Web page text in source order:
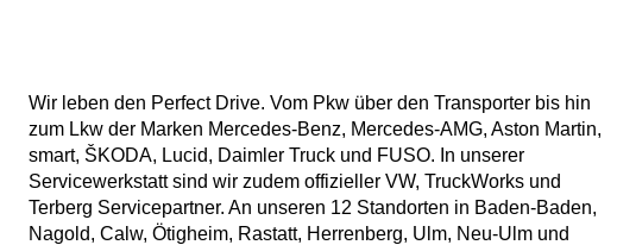
Wir leben den Perfect Drive. Vom Pkw über den Transporter bis hin
zum Lkw der Marken Mercedes-Benz, Mercedes-AMG, Aston Martin,
smart, ŠKODA, Lucid, Daimler Truck und FUSO. In unserer
Servicewerkstatt sind wir zudem offizieller VW, TruckWorks und
Terberg Servicepartner. An unseren 12 Standorten in Baden-Baden,
Nagold, Calw, Ötigheim, Rastatt, Herrenberg, Ulm, Neu-Ulm und